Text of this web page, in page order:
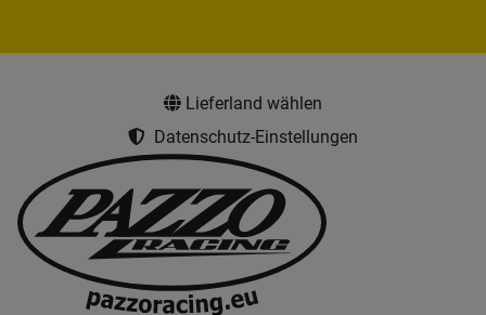
Lieferland wählen
Datenschutz-Einstellungen